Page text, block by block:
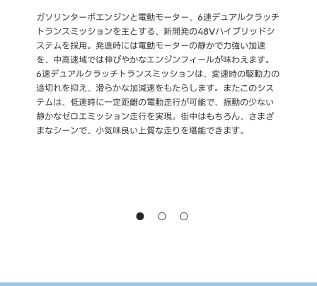
ガソリンターボエンジンと電動モーター、6速デュアルクラッチ
トランスミッションを主とする、新開発の48Vハイブリッドシ
ステムを採用。発進時には電動モーターの静かで力強い加速
を、中高速域では伸びやかなエンジンフィールが味わえます。
6速デュアルクラッチトランスミッションは、変速時の駆動力の
途切れを抑え、滑らかな加減速をもたらします。またこのシス
テムは、低速時に一定距離の電動走行が可能で、振動の少ない
静かなゼロエミッション走行を実現。街中はもちろん、さまざ
まなシーンで、小気味良い上質な走りを堪能できます。